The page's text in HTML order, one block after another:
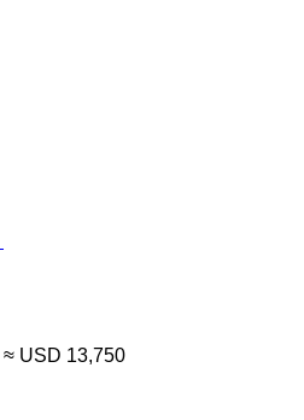
≈ USD 13,750